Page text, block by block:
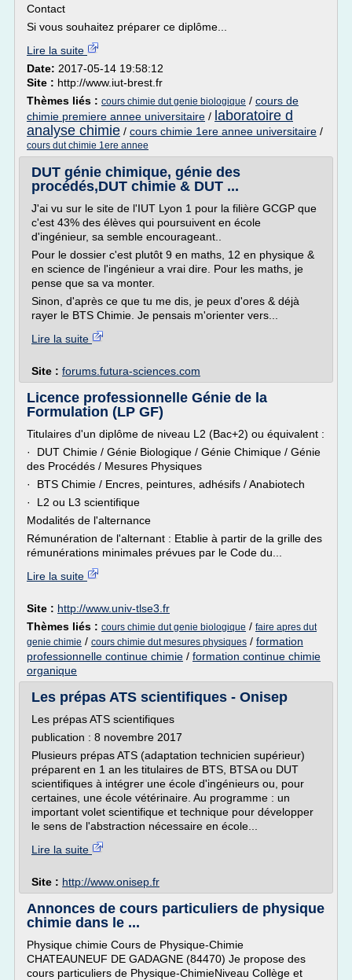
Contact
Si vous souhaitez préparer ce diplôme...
Lire la suite
Date: 2017-05-14 19:58:12
Site : http://www.iut-brest.fr
Thèmes liés : cours chimie dut genie biologique / cours de
chimie premiere annee universitaire / laboratoire d
analyse chimie / cours chimie 1ere annee universitaire /
cours dut chimie 1ere annee
DUT génie chimique, génie des
procédés,DUT chimie & DUT ...
J'ai vu sur le site de l'IUT Lyon 1 pour la filière GCGP que
c'est 43% des élèves qui poursuivent en école
d'ingénieur, sa semble encourageant..
Pour le dossier c'est plutôt 9 en maths, 12 en physique &
en science de l'ingénieur a vrai dire. Pour les maths, je
pense que sa va monter.
Sinon, d'après ce que tu me dis, je peux d'ores & déjà
rayer le BTS Chimie. Je pensais m'orienter vers...
Lire la suite
Site : forums.futura-sciences.com
Licence professionnelle Génie de la
Formulation (LP GF)
Titulaires d'un diplôme de niveau L2 (Bac+2) ou équivalent :
· DUT Chimie / Génie Biologique / Génie Chimique / Génie
des Procédés / Mesures Physiques
· BTS Chimie / Encres, peintures, adhésifs / Anabiotech
· L2 ou L3 scientifique
Modalités de l'alternance
Rémunération de l'alternant : Etablie à partir de la grille des
rémunérations minimales prévues par le Code du...
Lire la suite
Site : http://www.univ-tlse3.fr
Thèmes liés : cours chimie dut genie biologique / faire apres dut
genie chimie / cours chimie dut mesures physiques / formation
professionnelle continue chimie / formation continue chimie
organique
Les prépas ATS scientifiques - Onisep
Les prépas ATS scientifiques
publication : 8 novembre 2017
Plusieurs prépas ATS (adaptation technicien supérieur)
préparent en 1 an les titulaires de BTS, BTSA ou DUT
scientifiques à intégrer une école d'ingénieurs ou, pour
certaines, une école vétérinaire. Au programme : un
important volet scientifique et technique pour développer
le sens de l'abstraction nécessaire en école...
Lire la suite
Site : http://www.onisep.fr
Annonces de cours particuliers de physique
chimie dans le ...
Physique chimie Cours de Physique-Chimie
CHATEAUNEUF DE GADAGNE (84470) Je propose des
cours particuliers de Physique-ChimieNiveau Collège et